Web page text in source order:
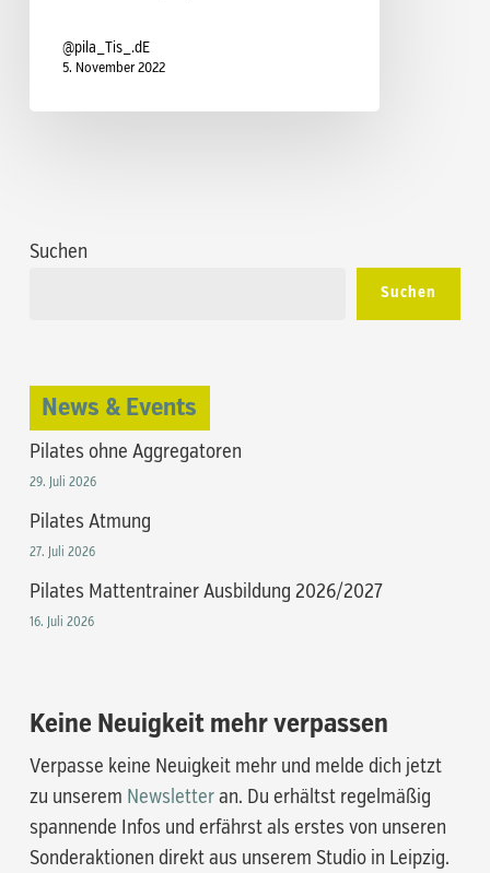
@pila_Tis_.dE
5. November 2022
Suchen
Suchen
News & Events
Pilates ohne Aggregatoren
29. Juli 2026
Pilates Atmung
27. Juli 2026
Pilates Mattentrainer Ausbildung 2026/2027
16. Juli 2026
Keine Neuigkeit mehr verpassen
Verpasse keine Neuigkeit mehr und melde dich jetzt
zu unserem Newsletteran. Du erhältst regelmäßig
spannende Infos und erfährst als erstes von unseren
Sonderaktionen direkt aus unserem Studio in Leipzig.